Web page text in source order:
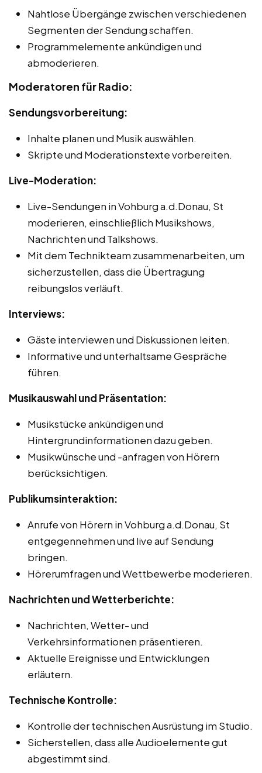
Nahtlose Übergänge zwischen verschiedenen
Segmenten der Sendung schaffen.
Programmelemente ankündigen und
abmoderieren.
Moderatoren für Radio:
Sendungsvorbereitung:
Inhalte planen und Musik auswählen.
Skripte und Moderationstexte vorbereiten.
Live-Moderation:
Live-Sendungen in Vohburg a.d.Donau, St
moderieren, einschließlich Musikshows,
Nachrichten und Talkshows.
Mit dem Technikteam zusammenarbeiten, um
sicherzustellen, dass die Übertragung
reibungslos verläuft.
Interviews:
Gäste interviewen und Diskussionen leiten.
Informative und unterhaltsame Gespräche
führen.
Musikauswahl und Präsentation:
Musikstücke ankündigen und
Hintergrundinformationen dazu geben.
Musikwünsche und -anfragen von Hörern
berücksichtigen.
Publikumsinteraktion:
Anrufe von Hörern in Vohburg a.d.Donau, St
entgegennehmen und live auf Sendung
bringen.
Hörerumfragen und Wettbewerbe moderieren.
Nachrichten und Wetterberichte:
Nachrichten, Wetter- und
Verkehrsinformationen präsentieren.
Aktuelle Ereignisse und Entwicklungen
erläutern.
Technische Kontrolle:
Kontrolle der technischen Ausrüstung im Studio.
Sicherstellen, dass alle Audioelemente gut
abgestimmt sind.